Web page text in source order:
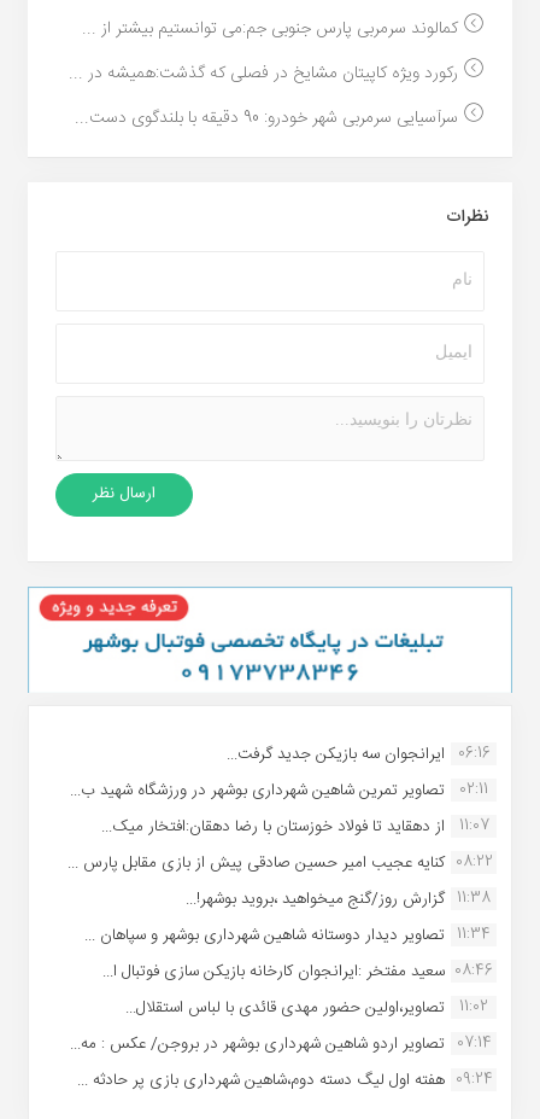
کمالوند سرمربی پارس جنوبی جم:می توانستیم بیشتر از ...
رکورد ویژه کاپیتان مشایخ در فصلی که گذشت:همیشه در ...
سرآسیایی سرمربی شهر خودرو: 90 دقیقه با بلندگوی دست...
نظرات
06:16 ایرانجوان سه بازیکن جدید گرفت...
02:11
تصاویر تمرین شاهین شهردارى بوشهر در ورزشگاه شهید ب...
11:07
از دهقاید تا فولاد خوزستان با رضا دهقان:افتخار میک...
08:22 کنایه عجیب امیر حسین صادقی پیش از بازی مقابل پارس ...
11:38 گزارش روز/گنج میخواهید ،بروید بوشهر!...
11:34 تصاویر دیدار دوستانه شاهین شهردارى بوشهر و سپاهان ...
08:46 سعید مفتخر :ایرانجوان کارخانه بازیکن سازی فوتبال ا...
11:02
تصاویر،اولین حضور مهدی قائدی با لباس استقلال...
07:14 تصاویر اردو شاهین شهرداری بوشهر در بروجن/ عکس : مه...
09:24 هفته اول لیگ دسته دوم،شاهین شهرداری بازی پر حادثه ...